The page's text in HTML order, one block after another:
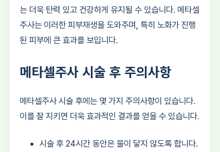
는 더욱 탄력 있고 건강하게 유지될 수 있습니다. 메타셀
주사는 이러한 피부재생을 도와주며, 특히 노화가 진행
된 피부에 큰 효과를 보입니다.
메타셀주사 시술 후 주의사항
메타셀주사 시술 후에는 몇 가지 주의사항이 있습니다.
이를 잘 지키면 더욱 효과적인 결과를 얻을 수 있습니다.
시술 후 24시간 동안은 물이 닿지 않도록 합니다.